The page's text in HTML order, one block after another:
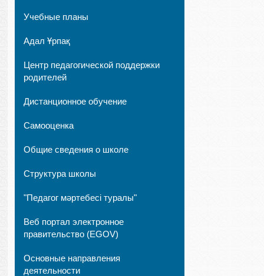
Учебные планы
Адал Ұрпақ
Центр педагогической поддержки
родителей
Дистанционное обучение
Самооценка
Общие сведения о школе
Структура школы
"Педагог мәртебесі туралы"
Веб портал электронное
правительство (EGOV)
Основные направления
деятельности